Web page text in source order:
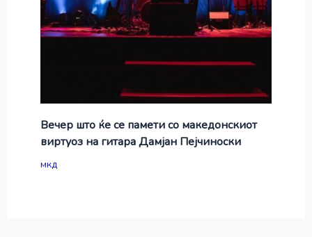
Вечер што ќе се памети со македонскиот
виртуоз на гитара Дамјан Пејчиноски
мкд